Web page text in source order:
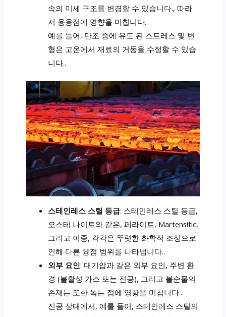
속의 미세 구조를 변경할 수 있습니다., 따라
서 용융점에 영향을 미칩니다.
예를 들어, 단조 중에 유도 된 스트레스 및 변
형은 고온에서 재료의 거동을 수정할 수 있습
니다..
스테인레스 스틸 등급: 스테인레스 스틸 등급,
오스테 나이트와 같은, 페라이트, Martensitic,
그리고 이중, 각각은 뚜렷한 화학적 조성으로
인해 다른 융점 범위를 나타냅니다..
외부 요인: 대기압과 같은 외부 요인, 주변 환
경 (불활성 가스 또는 진공), 그리고 불순물의
존재는 또한 녹는 점에 영향을 미칩니다..
진공 상태에서, 예를 들어, 스테인레스 스틸의